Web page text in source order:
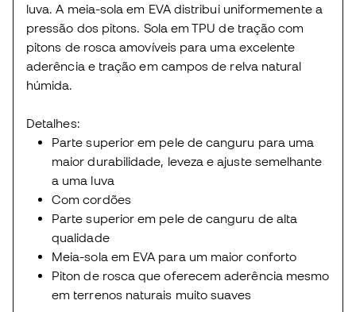
luva. A meia-sola em EVA distribui uniformemente a
pressão dos pitons. Sola em TPU de tração com
pitons de rosca amovíveis para uma excelente
aderência e tração em campos de relva natural
húmida.
Detalhes:
Parte superior em pele de canguru para uma
maior durabilidade, leveza e ajuste semelhante
a uma luva
Com cordões
Parte superior em pele de canguru de alta
qualidade
Meia-sola em EVA para um maior conforto
Piton de rosca que oferecem aderência mesmo
em terrenos naturais muito suaves